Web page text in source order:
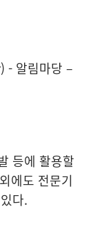
- 알림마당 –
등에 활용할
에도 전문기
다.